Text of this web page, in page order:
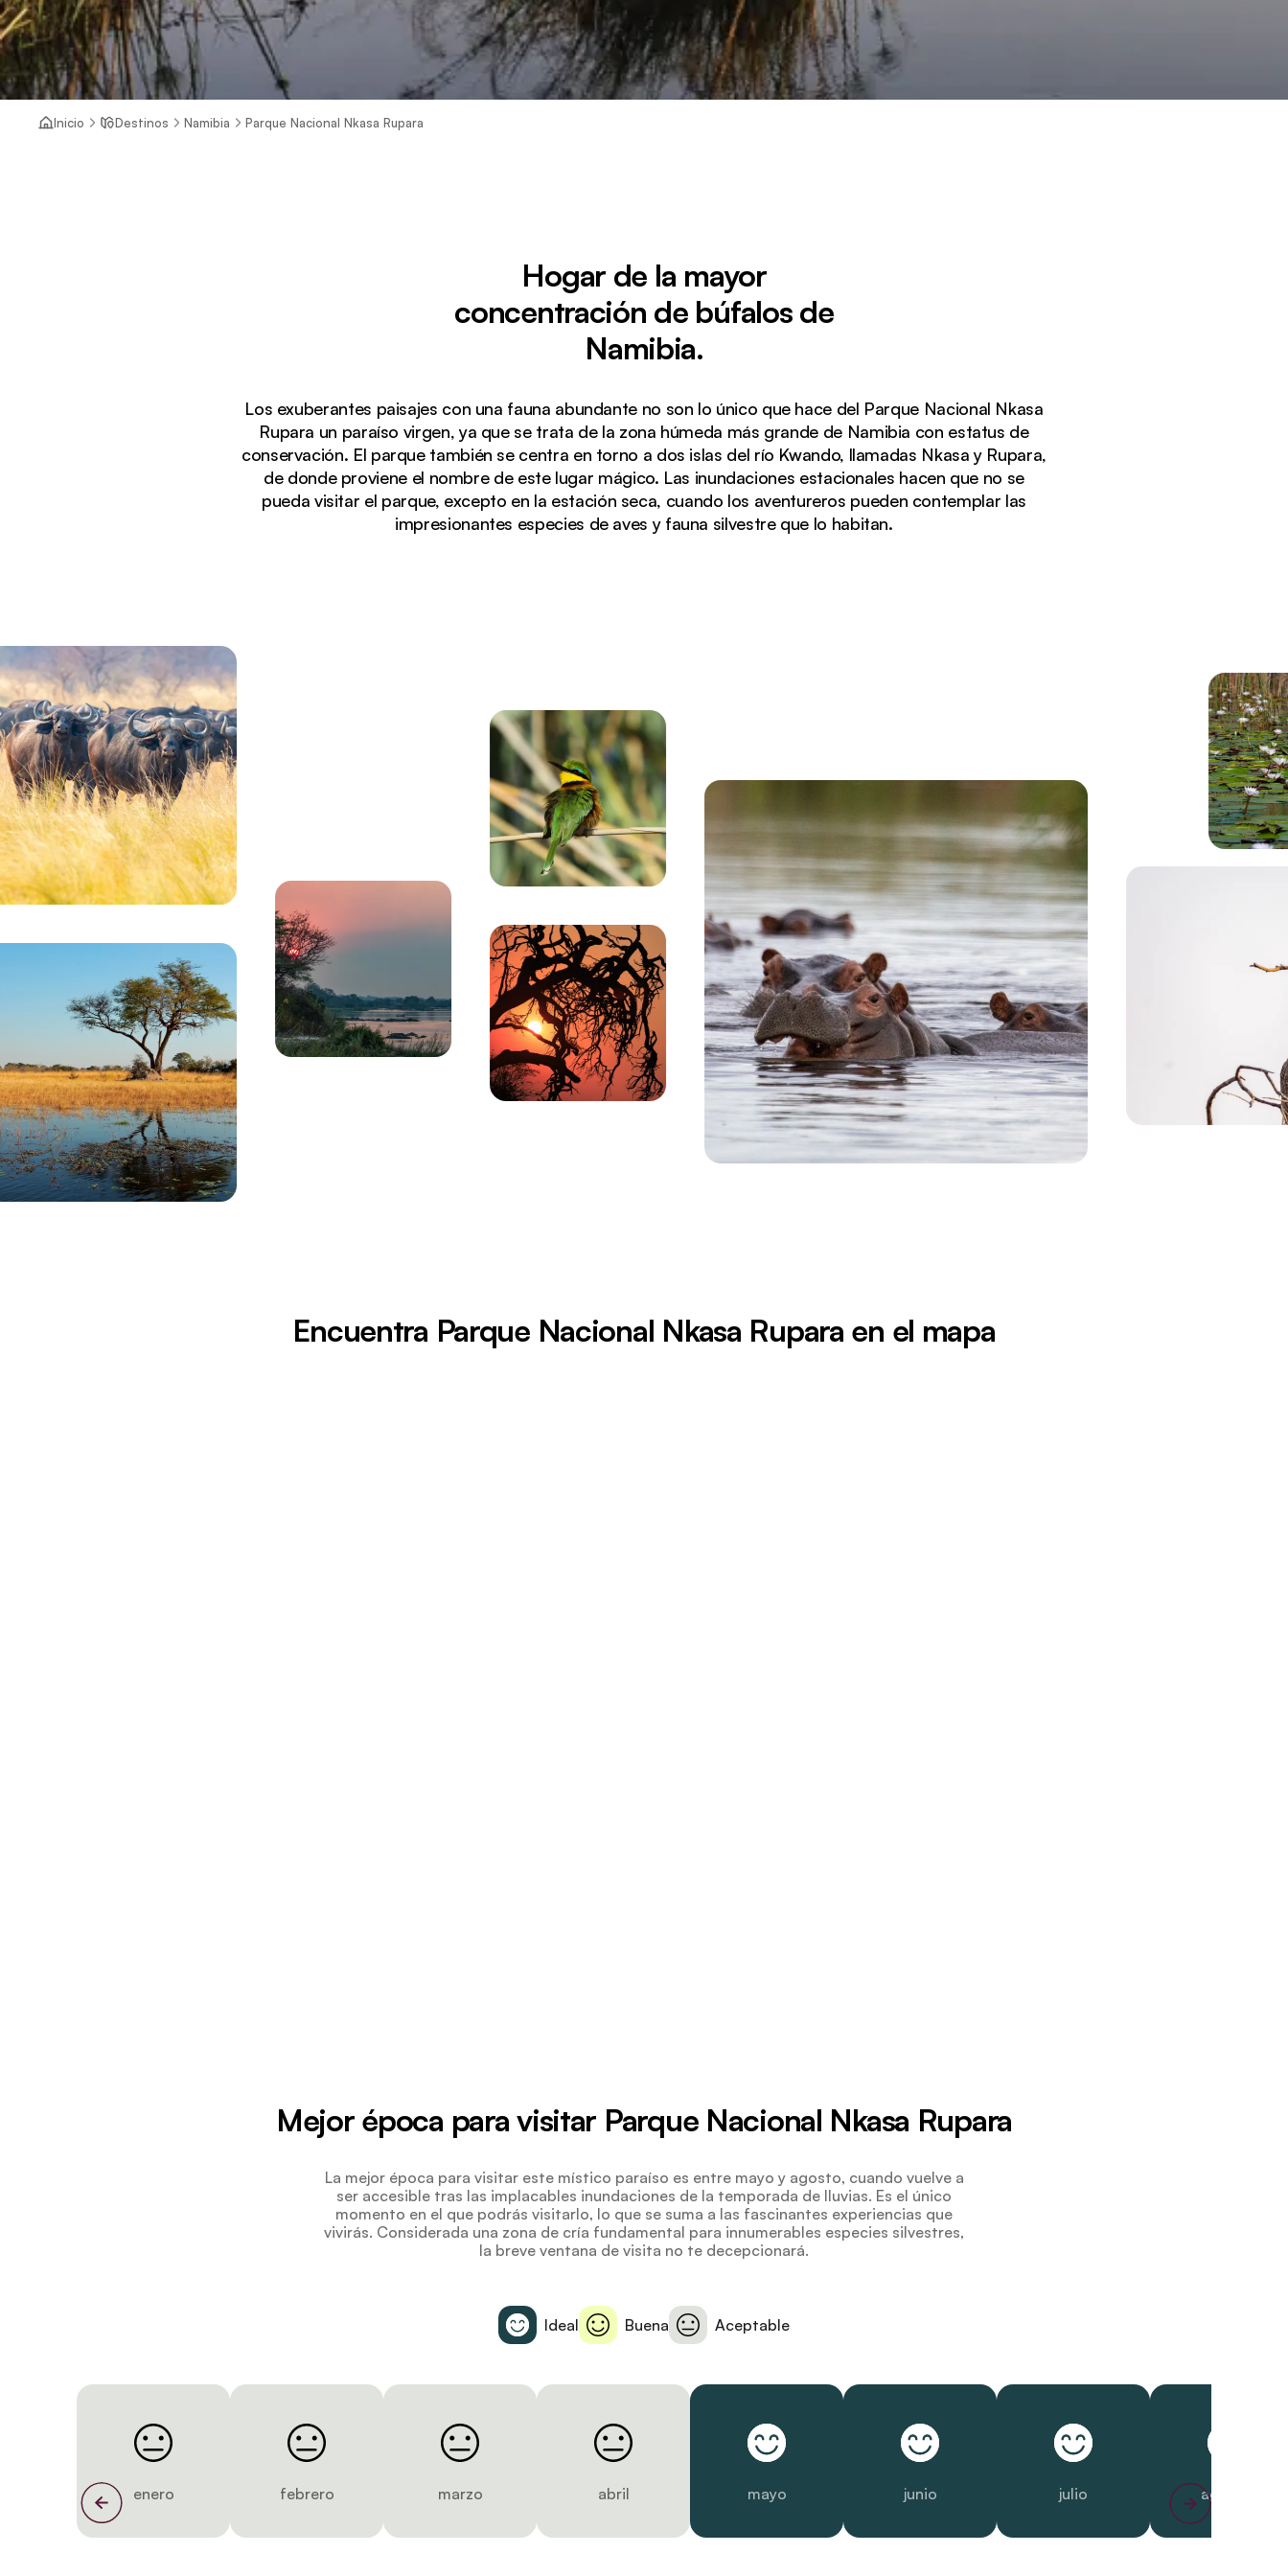
Tranquila puesta de sol en los humedales del Parque Nacional Nkasa Rupara, con los árboles reflejándose en las tranquilas aguas del río Kwando.
Inicio Destinos Namibia Parque Nacional Nkasa Rupara
Hogar de la mayor
concentración de búfalos de
Namibia.
Los exuberantes paisajes con una fauna abundante no son lo único que hace del Parque Nacional Nkasa
Rupara un paraíso virgen, ya que se trata de la zona húmeda más grande de Namibia con estatus de
conservación. El parque también se centra en torno a dos islas del río Kwando, llamadas Nkasa y Rupara,
de donde proviene el nombre de este lugar mágico. Las inundaciones estacionales hacen que no se
pueda visitar el parque, excepto en la estación seca, cuando los aventureros pueden contemplar las
impresionantes especies de aves y fauna silvestre que lo habitan.
Encuentra Parque Nacional Nkasa Rupara en el mapa
Mejor época para visitar Parque Nacional Nkasa Rupara
La mejor época para visitar este místico paraíso es entre mayo y agosto, cuando vuelve a
ser accesible tras las implacables inundaciones de la temporada de lluvias. Es el único
momento en el que podrás visitarlo, lo que se suma a las fascinantes experiencias que
vivirás. Considerada una zona de cría fundamental para innumerables especies silvestres,
la breve ventana de visita no te decepcionará.
Ideal Buena Aceptable
enero febrero marzo abril mayo junio julio agosto